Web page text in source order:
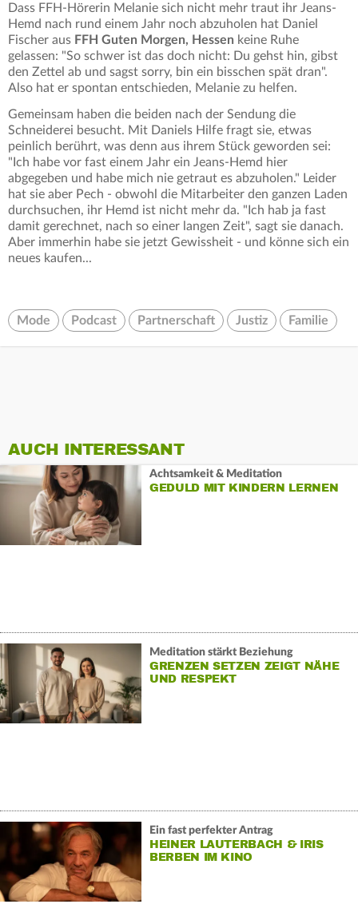
Dass FFH-Hörerin Melanie sich nicht mehr traut ihr Jeans-
Hemd nach rund einem Jahr noch abzuholen hat Daniel
Fischer aus FFH Guten Morgen, Hessen keine Ruhe
gelassen: "So schwer ist das doch nicht: Du gehst hin, gibst
den Zettel ab und sagst sorry, bin ein bisschen spät dran".
Also hat er spontan entschieden, Melanie zu helfen.
Gemeinsam haben die beiden nach der Sendung die
Schneiderei besucht. Mit Daniels Hilfe fragt sie, etwas
peinlich berührt, was denn aus ihrem Stück geworden sei:
"Ich habe vor fast einem Jahr ein Jeans-Hemd hier
abgegeben und habe mich nie getraut es abzuholen." Leider
hat sie aber Pech - obwohl die Mitarbeiter den ganzen Laden
durchsuchen, ihr Hemd ist nicht mehr da. "Ich hab ja fast
damit gerechnet, nach so einer langen Zeit", sagt sie danach.
Aber immerhin habe sie jetzt Gewissheit - und könne sich ein
neues kaufen...
Mode Podcast Partnerschaft Justiz Familie
AUCH INTERESSANT
Achtsamkeit & Meditation
GEDULD MIT KINDERN LERNEN
Meditation stärkt Beziehung
GRENZEN SETZEN ZEIGT NÄHE
UND RESPEKT
Ein fast perfekter Antrag
HEINER LAUTERBACH & IRIS
BERBEN IM KINO